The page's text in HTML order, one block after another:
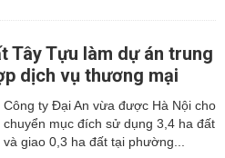
Tây Tựu làm dự án trung
dịch vụ thương mại
Công ty Đại An vừa được Hà Nội cho
chuyển mục đích sử dụng 3,4 ha đất
và giao 0,3 ha đất tại phường...